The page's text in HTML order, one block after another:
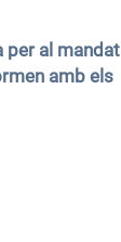
per al mandat
amb els